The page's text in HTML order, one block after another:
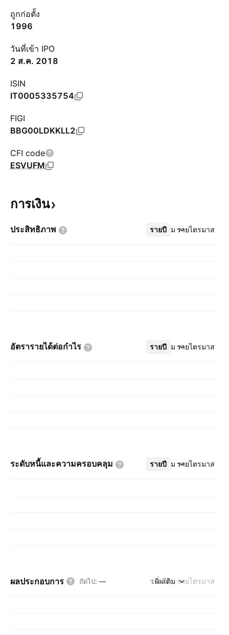
ถูกก่อตั้ง
1996
วันที่เข้า IPO
2 ส.ค. 2018
ISIN
IT0005335754
FIGI
BBG00LDKKLL2
CFI code
ESVUFM
การเงิน
ประสิทธิภาพ รายปี รายไตรมาส
เพิ่มเติม
อัตรารายได้ต่อกำไร รายปี รายไตรมาส
เพิ่มเติม
ระดับหนี้และความครอบคลุม รายปี รายไตรมาส
เพิ่มเติม
ผลประกอบการ ถัดไป: — รายปี รายไตรมาส
เพิ่มเติม